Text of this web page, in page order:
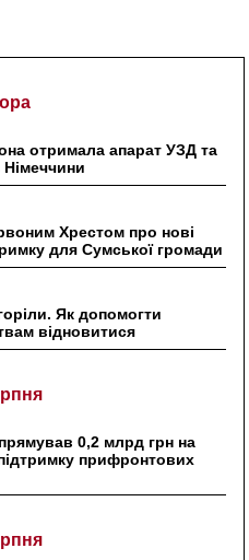
отримала апарат УЗД та
Німеччини
Хрестом про нові
для Сумської громади
Як допомогти
відновитися
0,2 млрд грн на
прифронтових